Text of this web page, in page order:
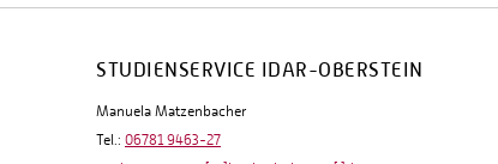
STUDIENSERVICE IDAR-OBERSTEIN
Manuela Matzenbacher
Tel.: 06781 9463-27